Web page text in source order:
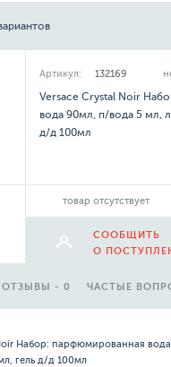
Артикул: 132169
Versace Crystal Noir
вода 90мл, п/вода 5 мл,
д/д 100мл
товар отсутствует
СООБЩИТЬ
О
ОТЗЫВЫ - 0 ЧАСТЫЕ
Набор: парфюмированная
гель д/д 100мл